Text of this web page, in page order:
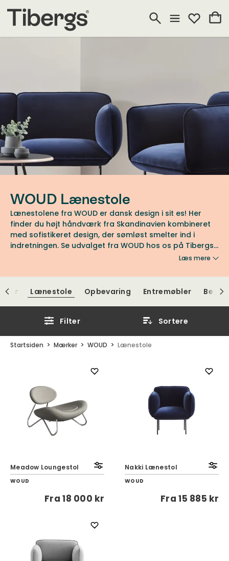
WOUD Lænestole
Lænestolene fra WOUD er dansk design i sit es! Her
finder du højt håndværk fra Skandinavien kombineret
med sofistikeret design, der sømløst smelter ind i
indretningen. Se udvalget fra WOUD hos os på Tibergs
Læs mere
Lænestole Opbevaring Entremøbler
Filter Sortere
Startsiden Mærker WOUD Lænestole
Meadow Loungestol
WOUD
Fra18 000 kr
Nakki Lænestol
WOUD
Fra15 885 kr